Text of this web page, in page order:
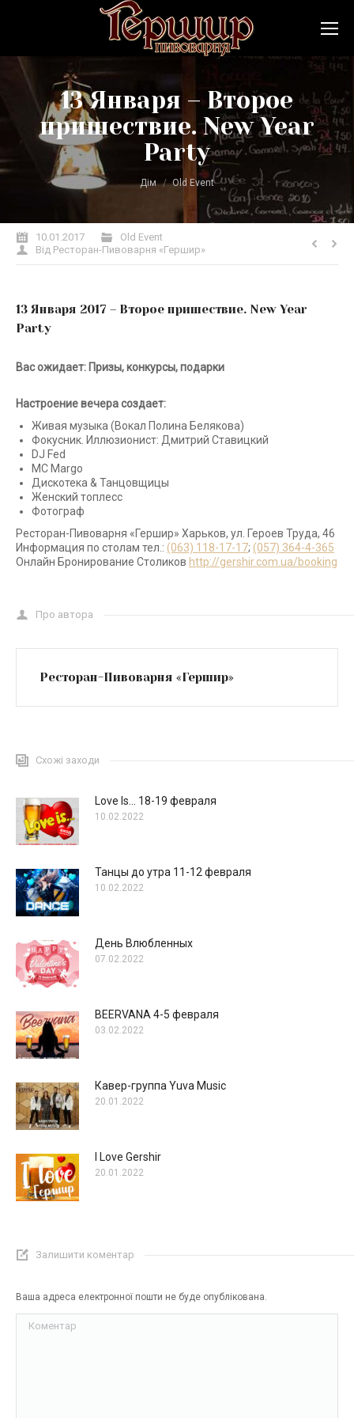
13 Января – Второе
пришествие. New Year
Party
Ви тут: Дім Old Event
10.01.2017
Old Event
Від Ресторан-Пивоварня «Гершир»
13 Января 2017 – Второе пришествие. New Year
Party
Вас ожидает: Призы, конкурсы, подарки
Настроение вечера создает:
Живая музыка (Вокал Полина Белякова)
Фокусник. Иллюзионист: Дмитрий Ставицкий
DJ Fed
МС Margo
Дискотека & Танцовщицы
Женский топлесс
Фотограф
Ресторан-Пивоварня «Гершир» Харьков, ул. Героев Труда, 46
Информация по столам тел.: (063) 118-17-17; (057) 364-4-365
Онлайн Бронирование Столиков http://gershir.com.ua/booking
Про автора
Ресторан-Пивоварня «Гершир»
Схожі заходи
Love Is… 18-19 февраля
10.02.2022
Танцы до утра 11-12 февраля
10.02.2022
День Влюбленных
07.02.2022
BEERVANA 4-5 февраля
03.02.2022
Кавер-группа Yuva Music
20.01.2022
I Love Gershir
20.01.2022
Залишити коментар
Ваша адреса електронної пошти не буде опублікована.
Коментар